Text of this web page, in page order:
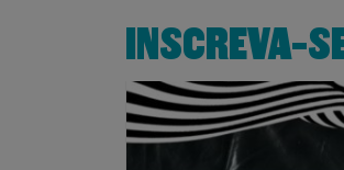
INSCREVA-